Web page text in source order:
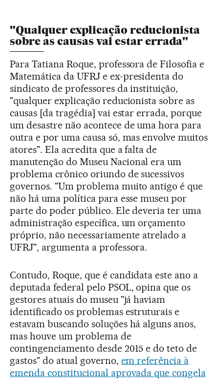
"Qualquer explicação reducionista
sobre as causas vai estar errada"
Para Tatiana Roque, professora de Filosofia e
Matemática da UFRJ e ex-presidenta do
sindicato de professores da instituição,
"qualquer explicação reducionista sobre as
causas [da tragédia] vai estar errada, porque
um desastre não acontece de uma hora para
outra e por uma causa só, mas envolve muitos
atores". Ela acredita que a falta de
manutenção do Museu Nacional era um
problema crônico oriundo de sucessivos
governos. "Um problema muito antigo é que
não há uma política para esse museu por
parte do poder público. Ele deveria ter uma
administração específica, um orçamento
próprio, não necessariamente atrelado a
UFRJ", argumenta a professora.
Contudo, Roque, que é candidata este ano a
deputada federal pelo PSOL, opina que os
gestores atuais do museu "já haviam
identificado os problemas estruturais e
estavam buscando soluções há alguns anos,
mas houve um problema de
contingenciamento desde 2015 e do teto de
gastos" do atual governo, em referência à
emenda constitucional aprovada que congela